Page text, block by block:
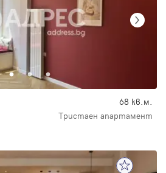
68 кв.м.
Тристаен апартамент